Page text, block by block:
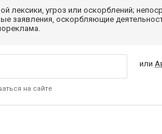
лексики, угроз или оскорблений;
заявления, оскорбляющие
на сайте
или